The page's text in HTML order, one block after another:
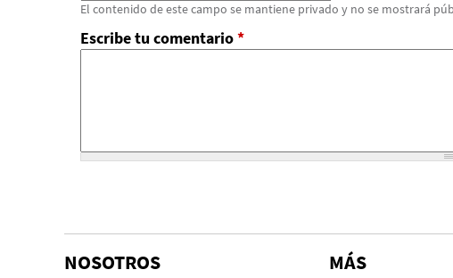
El contenido de este campo se mantiene privado y no se mostrará
Escribe tu comentario*
NOSOTROS MÁS